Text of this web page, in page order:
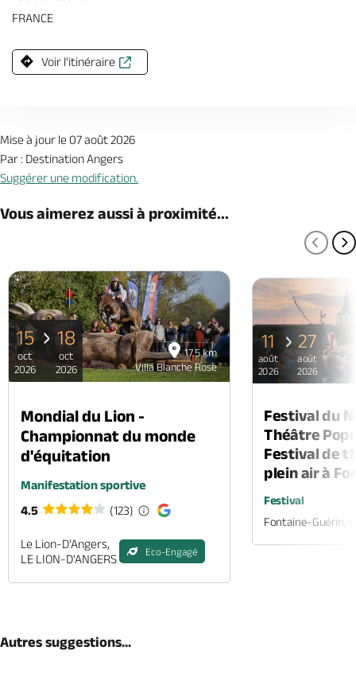
FRANCE
Voir l'itinéraire
Mise à jour le 07 août 2026
Par : Destination Angers
Suggérer une modification.
Vous aimerez aussi à proximité...
17.5 km
Villa Blanche Rose
15
oct
2026
18
oct
2026
Mondial du Lion -
Championnat du monde
d'équitation
Manifestation sportive
4.5
(123)
Le Lion-D'Angers,
LE LION-D'ANGERS
Eco-Engagé
11
août
2026
27
août
2026
Festival du
Théâtre
Festival de
plein air à
Festival
Fontaine-Guérin,
Autres suggestions...